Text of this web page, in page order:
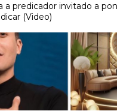
a predicador invitado a
(Video)